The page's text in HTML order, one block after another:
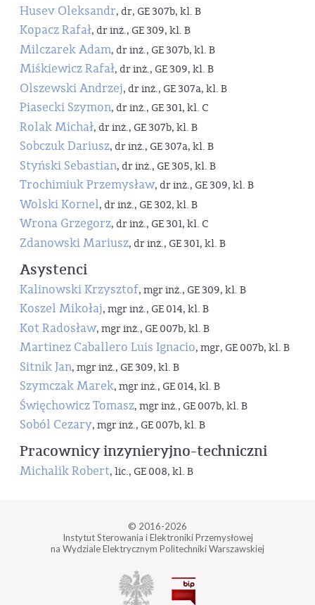
Husev Oleksandr, dr, GE 307b, kl. B
Kopacz Rafał, dr inż., GE 309, kl. B
Milczarek Adam, dr inż., GE 307b, kl. B
Miśkiewicz Rafał, dr inż., GE 309, kl. B
Olszewski Andrzej, dr inż., GE 307a, kl. B
Piasecki Szymon, dr inż., GE 301, kl. C
Rolak Michał, dr inż., GE 307b, kl. B
Sobczuk Dariusz, dr inż., GE 307a, kl. B
Styński Sebastian, dr inż., GE 305, kl. B
Trochimiuk Przemysław, dr inż., GE 309, kl. B
Wolski Kornel, dr inż., GE 302, kl. B
Wrona Grzegorz, dr inż., GE 301, kl. C
Zdanowski Mariusz, dr inż., GE 301, kl. B
Asystenci
Kalinowski Krzysztof, mgr inż., GE 309, kl. B
Koszel Mikołaj, mgr inż., GE 014, kl. B
Kot Radosław, mgr inż., GE 007b, kl. B
Martinez Caballero Luis Ignacio, mgr, GE 007b, kl. B
Sitnik Jan, mgr inż., GE 309, kl. B
Szymczak Marek, mgr inż., GE 014, kl. B
Święchowicz Tomasz, mgr inż., GE 007b, kl. B
Soból Cezary, mgr inż., GE 007b, kl. B
Pracownicy inzynieryjno-techniczni
Michalik Robert, lic., GE 008, kl. B
© 2016-2026
Instytut Sterowania i Elektroniki Przemysłowej
na Wydziale Elektrycznym Politechniki Warszawskiej